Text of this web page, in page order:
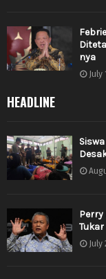
nya
HEADLINE
Perry
July